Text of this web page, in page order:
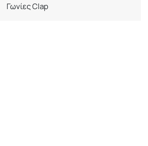
Γωνίες Clap